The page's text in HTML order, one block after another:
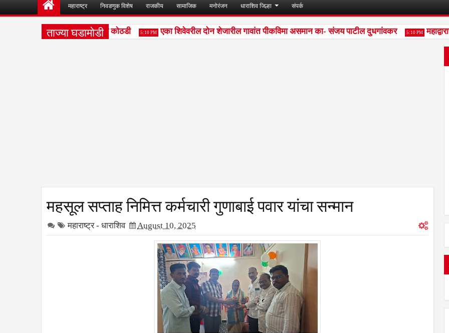
महाराष्ट्र निवडणुक विशेष राजकीय सामाजिक मनोरंजन धाराशिव जिल्हा संपर्क
ताज्या घडामोडी
सोमवारपर्यंत वाढीव पोलिस कोठडी 5:10 PM एका शिवेवरील दोन शेजारील गावांत पीकविमा असमान का- संजय पाटील दुधगांवकर 5:10 PM
महसूल सप्ताह निमित्त कर्मचारी गुणाबाई पवार यांचा सन्मान
महाराष्ट्र - धाराशिव August 10, 2025